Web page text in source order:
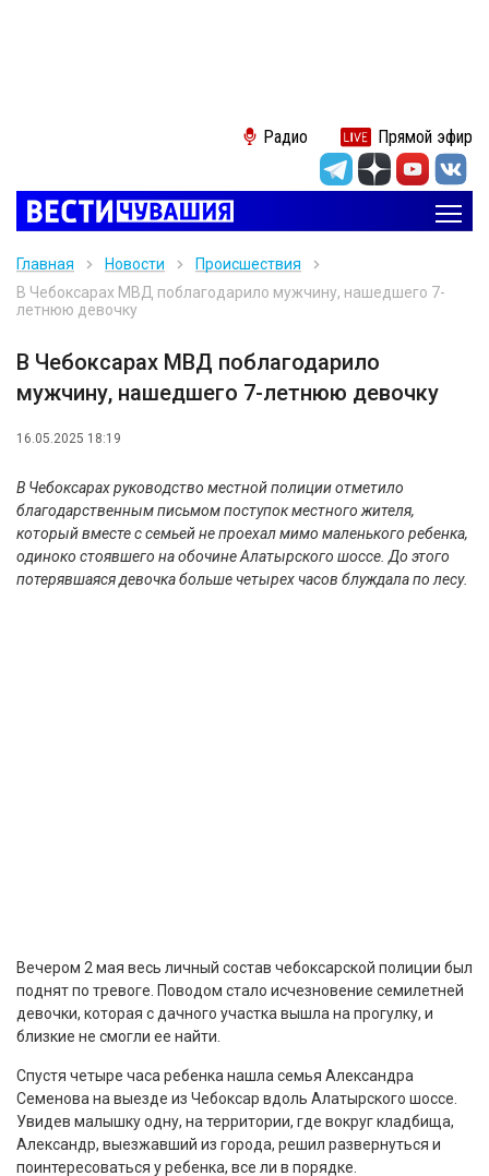
Радио Прямой эфир
Главная Новости
Происшествия
В Чебоксарах МВД поблагодарило мужчину, нашедшего 7-
летнюю девочку
В Чебоксарах МВД поблагодарило
мужчину, нашедшего 7-летнюю девочку
16.05.2025 18:19
В Чебоксарах руководство местной полиции отметило
благодарственным письмом поступок местного жителя,
который вместе с семьей не проехал мимо маленького ребенка,
одиноко стоявшего на обочине Алатырского шоссе. До этого
потерявшаяся девочка больше четырех часов блуждала по лесу.
Вечером 2 мая весь личный состав чебоксарской полиции был
поднят по тревоге. Поводом стало исчезновение семилетней
девочки, которая с дачного участка вышла на прогулку, и
близкие не смогли ее найти.
Спустя четыре часа ребенка нашла семья Александра
Семенова на выезде из Чебоксар вдоль Алатырского шоссе.
Увидев малышку одну, на территории, где вокруг кладбища,
Александр, выезжавший из города, решил развернуться и
поинтересоваться у ребенка, все ли в порядке.